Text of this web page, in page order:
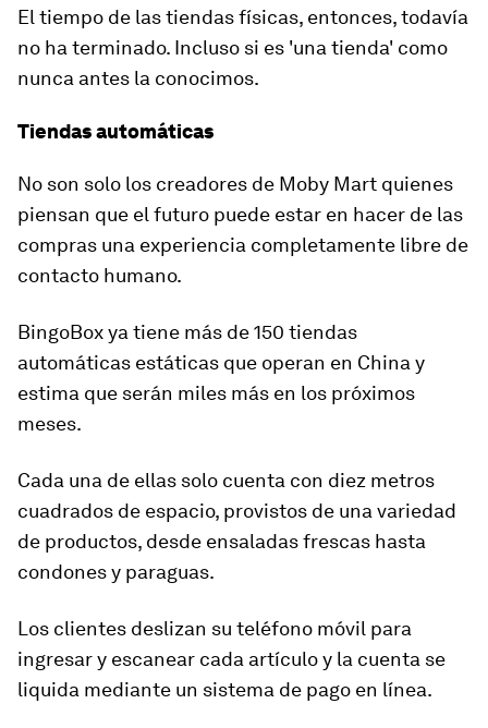
El tiempo de las tiendas físicas, entonces, todavía
no ha terminado. Incluso si es 'una tienda' como
nunca antes la conocimos.
Tiendas automáticas
No son solo los creadores de Moby Mart quienes
piensan que el futuro puede estar en hacer de las
compras una experiencia completamente libre de
contacto humano.
BingoBox ya tiene más de 150 tiendas
automáticas estáticas que operan en China y
estima que serán miles más en los próximos
meses.
Cada una de ellas solo cuenta con diez metros
cuadrados de espacio, provistos de una variedad
de productos, desde ensaladas frescas hasta
condones y paraguas.
Los clientes deslizan su teléfono móvil para
ingresar y escanear cada artículo y la cuenta se
liquida mediante un sistema de pago en línea.